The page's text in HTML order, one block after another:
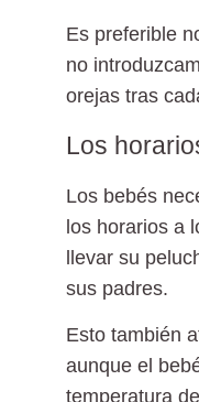
Es preferible
no
orejas tras
Los
Los bebés
los horarios a
llevar su
sus padres.
Esto también
aunque el
temperatura